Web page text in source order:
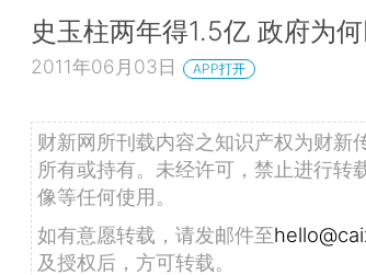
史玉柱两年得1.5亿 政府为
2011年06月03日 APP打开
财新网所刊载内容之知识产权为财新
所有或持有。未经许可，禁止进行转
像等任何使用。
如有意愿转载，请发邮件至
及授权后，方可转载。